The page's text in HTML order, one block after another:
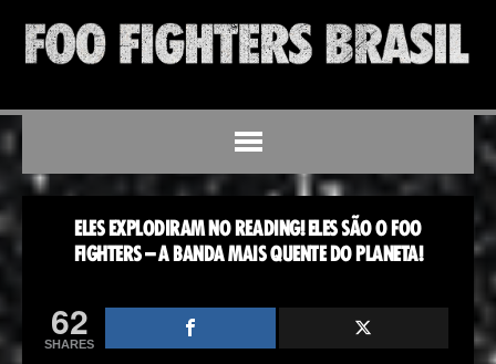
ELES EXPLODIRAM NO READING! ELES SÃO O FOO
FIGHTERS – A BANDA MAIS QUENTE DO PLANETA!
62
SHARES